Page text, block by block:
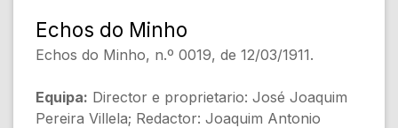
Echos do Minho
Echos do Minho, n.º 0019, de 12/03/1911.
Equipa: Director e proprietario: José Joaquim
Pereira Villela; Redactor: Joaquim Antonio